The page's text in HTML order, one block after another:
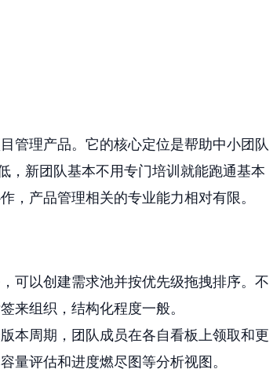
管理产品。它的核心定位是帮助中小团队
，新团队基本不用专门培训就能跑通基本
，产品管理相关的专业能力相对有限。
可以创建需求池并按优先级拖拽排序。不
来组织，结构化程度一般。
本周期，团队成员在各自看板上领取和更
量评估和进度燃尽图等分析视图。